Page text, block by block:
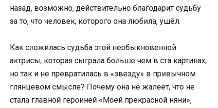
назад, возможно, действительно благодарит судьбу
за то, что человек, которого она любила, ушёл.
Как сложилась судьба этой необыкновенной
актрисы, которая сыграла больше чем в ста картинах,
но так и не превратилась в «звезду» в привычном
глянцевом смысле? Почему она не жалеет, что не
стала главной героиней «Моей прекрасной няни»,